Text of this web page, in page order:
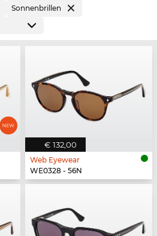
Sonnenbrillen
€ 132,00
Web Eyewear
WE0328 - 56N